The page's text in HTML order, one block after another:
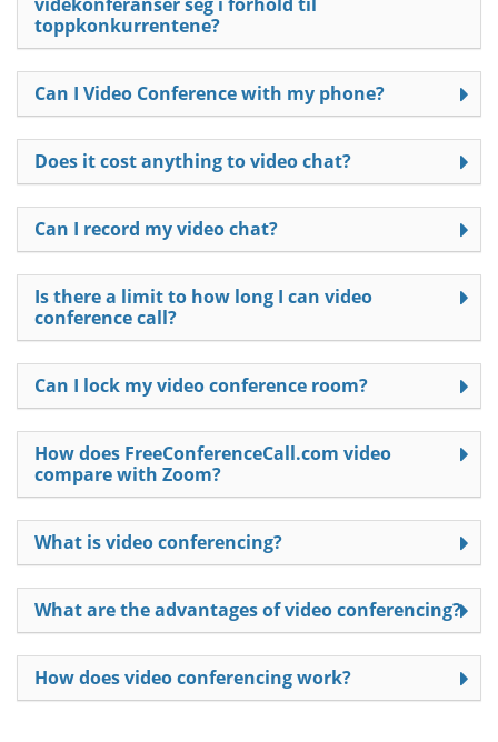
toppkonkurrentene?
Can I Video Conference with my phone?
Does it cost anything to video chat?
Can I record my video chat?
Is there a limit to how long I can video
conference call?
Can I lock my video conference room?
How does FreeConferenceCall.com video
compare with Zoom?
What is video conferencing?
What are the advantages of video conferencing?
How does video conferencing work?